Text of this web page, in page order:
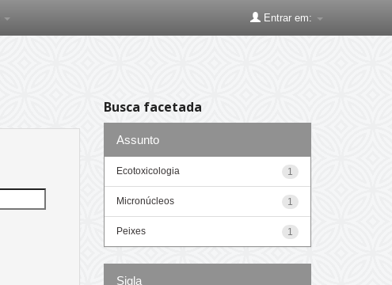
Entrar em:
Busca facetada
Assunto
1
Ecotoxicologia
1
Micronúcleos
1
Peixes
Sigla